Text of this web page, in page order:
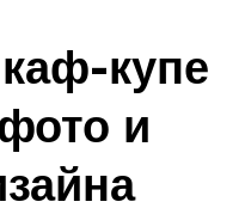
купе
и